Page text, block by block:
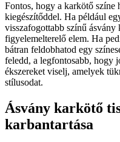
Fontos, hogy a karkötő színe
kiegészítőddel. Ha például
visszafogottabb színű
figyelemelterelő elem. Ha
bátran feldobhatod egy
feledd, a legfontosabb, hogy
ékszereket viselj, amelyek
stílusodat.
Ásvány karkötő
karbantartása